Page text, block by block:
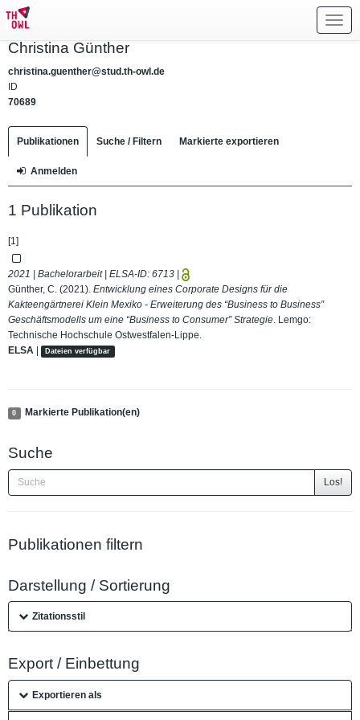
Christina Günther
christina.guenther@stud.th-owl.de
ID
70689
Publikationen Suche / Filtern Markierte exportieren
Anmelden
1 Publikation
[1]
2021 | Bachelorarbeit | ELSA-ID: 6713
Günther, C. (2021). Entwicklung eines Corporate Designs für die
Kakteengärtnerei Klein Mexiko - Erweiterung des “Business to Business”
Geschäftsmodells um eine “Business to Consumer” Strategie. Lemgo:
Technische Hochschule Ostwestfalen-Lippe.
ELSA
Dateien verfügbar
0 Markierte Publikation(en)
Suche
Los!
Publikationen filtern
Darstellung / Sortierung
Zitationsstil
Export / Einbettung
Exportieren als